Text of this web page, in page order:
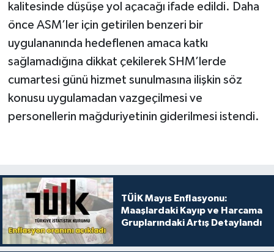
kalitesinde düşüşe yol açacağı ifade edildi. Daha
önce ASM’ler için getirilen benzeri bir
uygulananında hedeflenen amaca katkı
sağlamadığına dikkat çekilerek SHM’lerde
cumartesi günü hizmet sunulmasına ilişkin söz
konusu uygulamadan vazgeçilmesi ve
personellerin mağduriyetinin giderilmesi istendi.
TÜİK Mayıs Enflasyonu:
Maaşlardaki Kayıp ve Harcama
Gruplarındaki Artış Detaylandı